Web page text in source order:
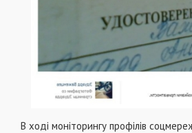
В ході моніторингу профілів